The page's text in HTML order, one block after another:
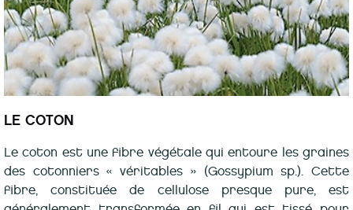
LE COTON
Le coton est une fibre végétale qui entoure les graines
des cotonniers « véritables » (Gossypium sp.). Cette
fibre, constituée de cellulose presque pure, est